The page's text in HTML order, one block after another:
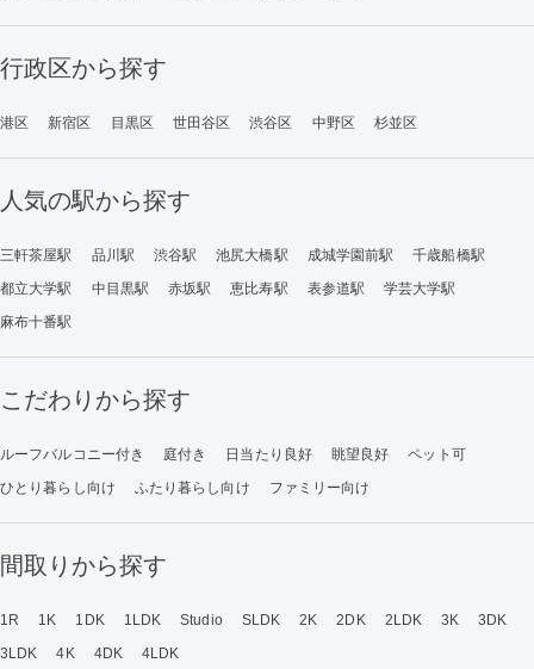
行政区から探す
港区 新宿区 目黒区 世田谷区 渋谷区 中野区 杉並区
人気の駅から探す
三軒茶屋駅 品川駅 渋谷駅 池尻大橋駅 成城学園前駅
千歳船橋駅
都立大学駅
中目黒駅 赤坂駅 恵比寿駅 表参道駅
学芸大学駅
麻布十番駅
こだわりから探す
ルーフバルコニー付き 庭付き 日当たり良好 眺望良好
ペット可
ひとり暮らし向け
ふたり暮らし向け ファミリー向け
間取りから探す
1R 1K 1DK 1LDK Studio SLDK 2K 2DK 2LDK 3K
3DK
3LDK
4K 4DK 4LDK